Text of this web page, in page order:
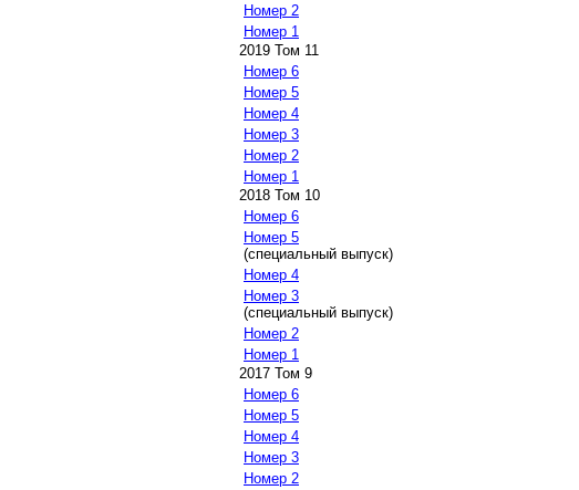
Номер 2
Номер 1
2019 Том 11
Номер 6
Номер 5
Номер 4
Номер 3
Номер 2
Номер 1
2018 Том 10
Номер 6
Номер 5
(специальный выпуск)
Номер 4
Номер 3
(специальный выпуск)
Номер 2
Номер 1
2017 Том 9
Номер 6
Номер 5
Номер 4
Номер 3
Номер 2